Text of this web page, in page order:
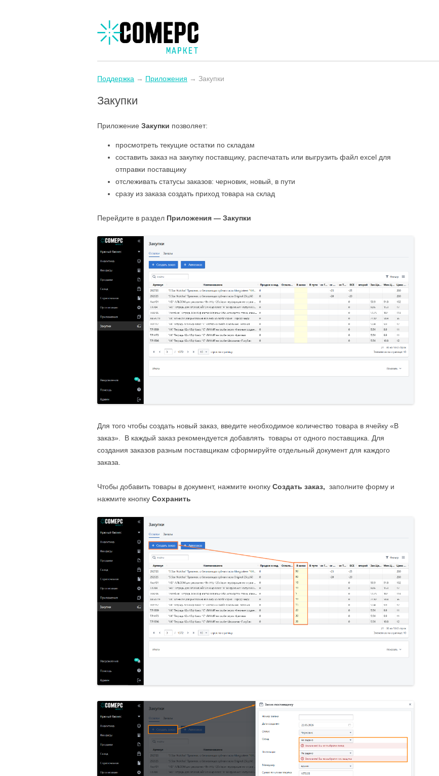
Поддержка → Приложения → Закупки
Закупки
Приложение Закупки позволяет:
просмотреть текущие остатки по складам
составить заказ на закупку поставщику, распечатать или выгрузить файл excel для
отправки поставщику
отслеживать статусы заказов: черновик, новый, в пути
сразу из заказа создать приход товара на склад
Перейдите в раздел Приложения — Закупки
Для того чтобы создать новый заказ, введите необходимое количество товара в ячейку «В
заказ». В каждый заказ рекомендуется добавлять товары от одного поставщика. Для
создания заказов разным поставщикам сформируйте отдельный документ для каждого
заказа.
Чтобы добавить товары в документ, нажмите кнопку Создать заказ, заполните форму и
нажмите кнопку Сохранить